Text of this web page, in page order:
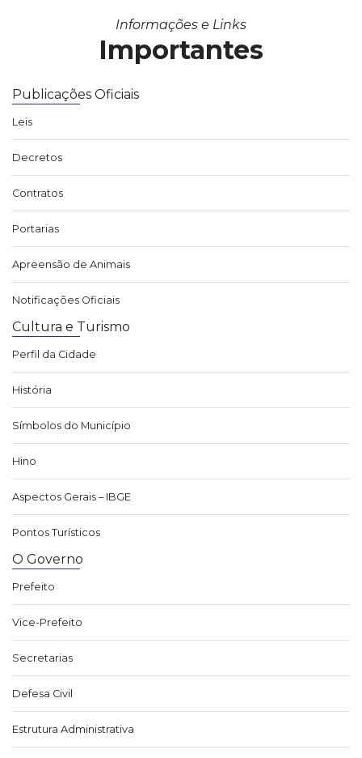
Informações e Links
Importantes
Publicações Oficiais
Leis
Decretos
Contratos
Portarias
Apreensão de Animais
Notificações Oficiais
Cultura e Turismo
Perfil da Cidade
História
Símbolos do Município
Hino
Aspectos Gerais – IBGE
Pontos Turísticos
O Governo
Prefeito
Vice-Prefeito
Secretarias
Defesa Civil
Estrutura Administrativa